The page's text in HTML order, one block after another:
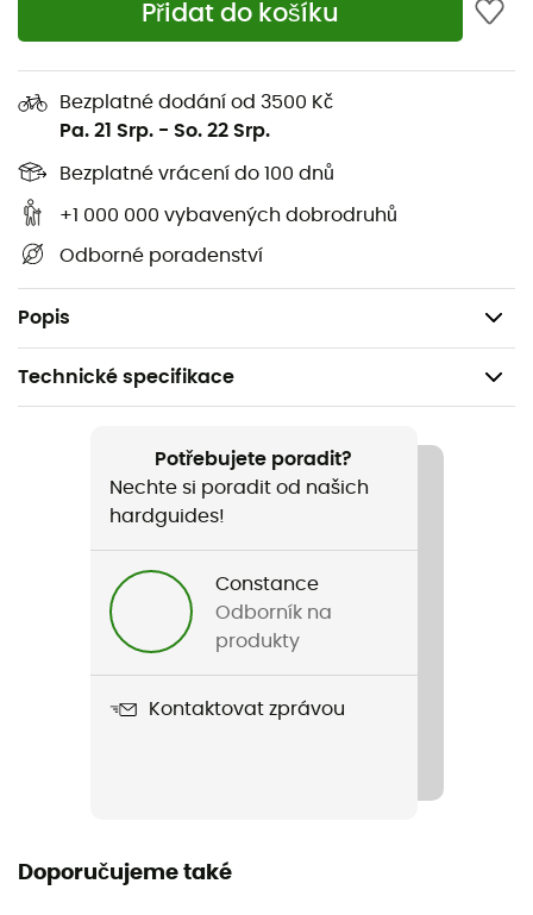
Přidat do košíku
Bezplatné dodání od 3500 Kč
Pa. 21 Srp. - So. 22 Srp.
Bezplatné vrácení do 100 dnů
+1 000 000 vybavených dobrodruhů
Odborné poradenství
Popis
Elastická závěsná šňůra pro minimalizaci zachycení
a pomoc při nastavení výšky
Asymetrický tvar pro zvýšenou výšku
Barevně kódované rohy pro snadnou instalaci
Hexagonální síťovina 15D Ultra-Vis s 80 otvory / cm²
Hmotnost: 137 g
Technické specifikace
Pěší turistika / Cestování / Kemping
Název produktu
Double Nano Pyramid Net
Potřebujete poradit?
Nechte si poradit od našich
hardguides!
Constance
Odborník na
produkty
Kontaktovat zprávou
Doporučujeme také